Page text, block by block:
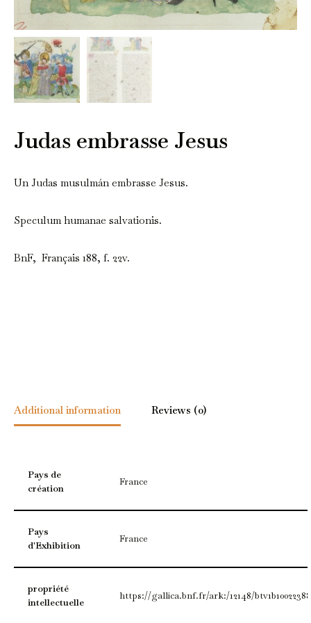
Judas embrasse Jesus
Un Judas musulmán embrasse Jesus.
Speculum humanae salvationis.
BnF, Français 188, f. 22v.
Additional information Reviews (0)
Pays de
création
France
Pays
d'Exhibition
France
propriété
intellectuelle
https://gallica.bnf.fr/ark:/12148/